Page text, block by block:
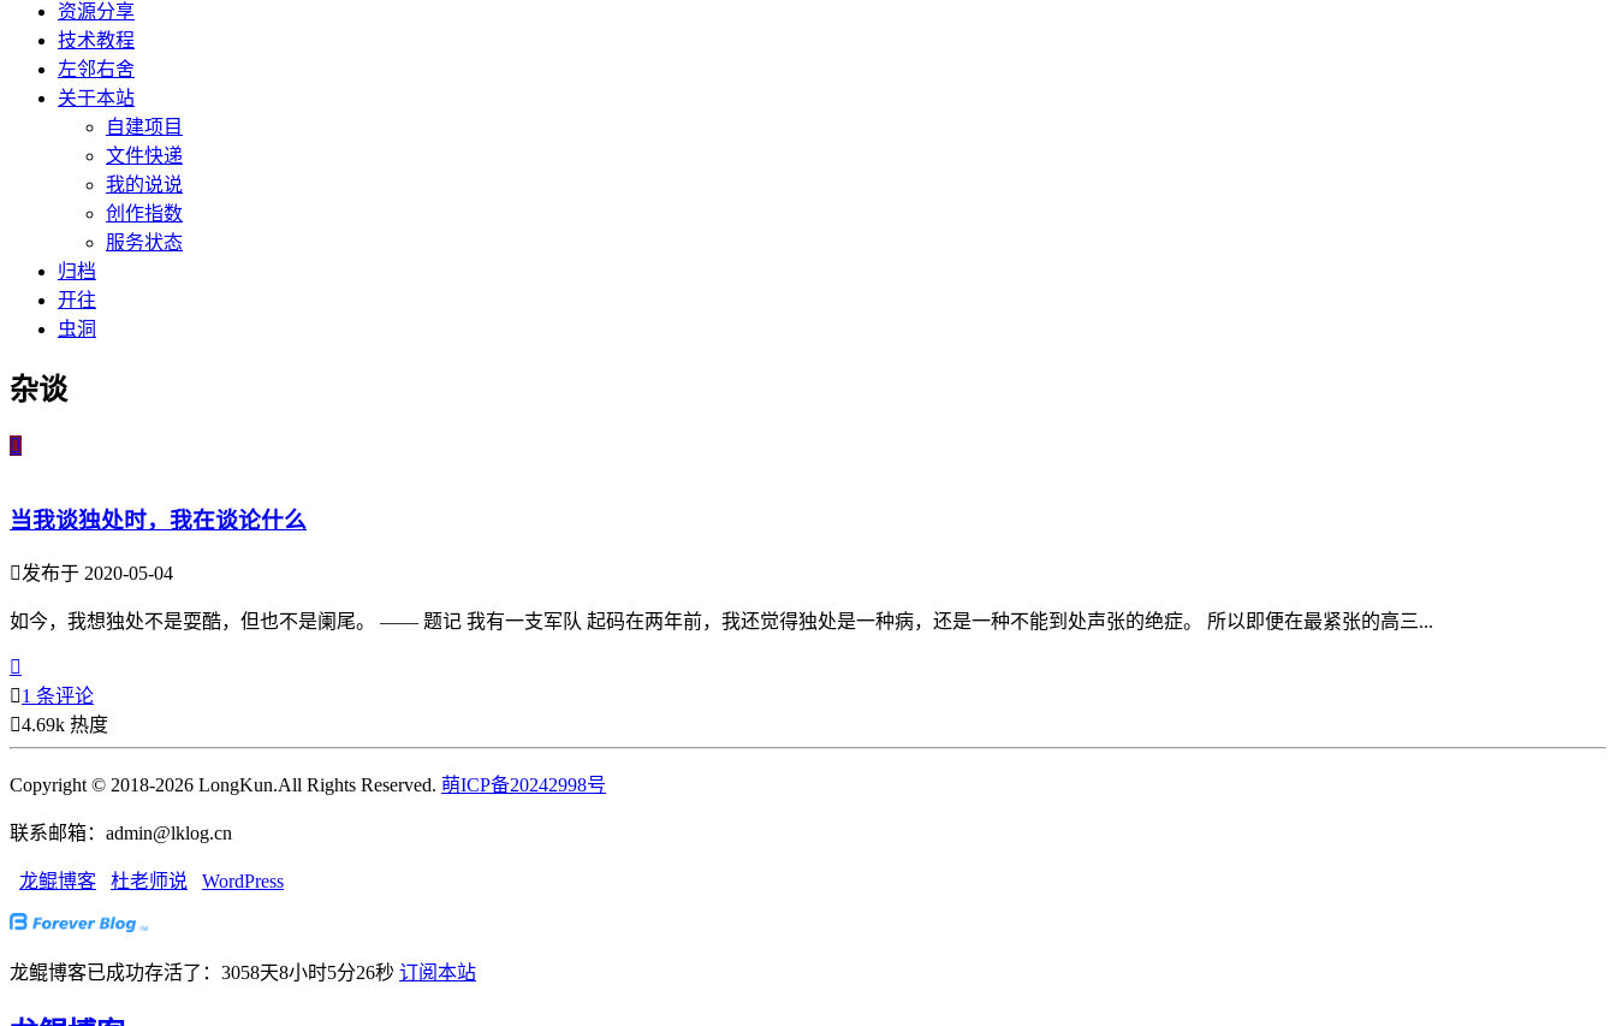
资源分享
技术教程
左邻右舍
关于本站
自建项目
文件快递
我的说说
创作指数
服务状态
归档
开往
虫洞
杂谈

当我谈独处时，我在谈论什么
发布于 2020-05-04
如今，我想独处不是耍酷，但也不是阑尾。 —— 题记 我有一支军队 起码在两年前，我还觉得独处是一种病，还是一种不能到处声张的绝症。 所以即便在最紧张的高三...

1 条评论
4.69k 热度
Copyright © 2018-2026 LongKun.All Rights Reserved. 萌ICP备20242998号
联系邮箱：admin@lklog.cn
龙鲲博客 杜老师说 WordPress
龙鲲博客已成功存活了：3058天8小时5分27秒 订阅本站